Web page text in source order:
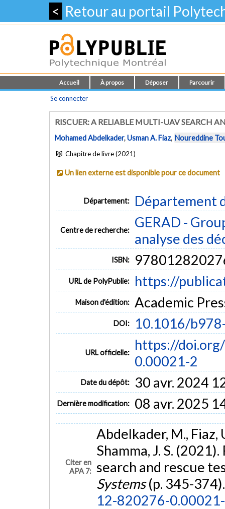
< Retour au portail
Accueil À propos Déposer Parcourir
Se connecter
RISCUER: A RELIABLE MULTI-UAV SEARCH
Mohamed Abdelkader,Usman A. Fiaz, Noureddine
Chapitre de livre (2021)
Un lien externe est disponible pour ce document
Département: Département
Centre de recherche:
GERAD -
analyse des
ISBN:
URL de PolyPublie: https://
Maison d'édition: Academic
DOI: 10.1016/
URL officielle:
https://
0.00021-2
Date du dépôt: 30 avr. 2024
Dernière modification: 08 avr. 2025
Citer en
APA 7:
Abdelkader, M., Fiaz,
Shamma, J. S.
search and rescue
Systems(p. 345-
12-820276-